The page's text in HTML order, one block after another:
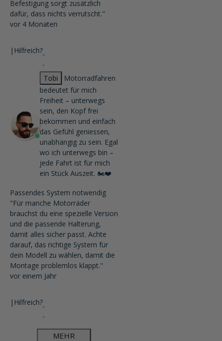
Befestigung sorgt zusätzlich
dafür, dass nichts verrutscht."
vor 4 Monaten
| Hilfreich?
Tobi
Motorradfahren
bedeutet für mich
Freiheit – unterwegs
sein, den Kopf frei
bekommen und einfach
das Gefühl geniessen,
unabhängig zu sein. Egal
wo ich unterwegs bin –
jede Fahrt ist für mich
ein Stück Auszeit. 🏍️❤️
Passendes System notwendig
"Für manche Motorräder
brauchst du eine spezielle Version
und die passende Halterung,
damit alles sicher passt. Achte
darauf, das richtige System für
dein Modell zu wählen, damit die
Montage problemlos klappt."
vor einem Jahr
| Hilfreich?
MEHR